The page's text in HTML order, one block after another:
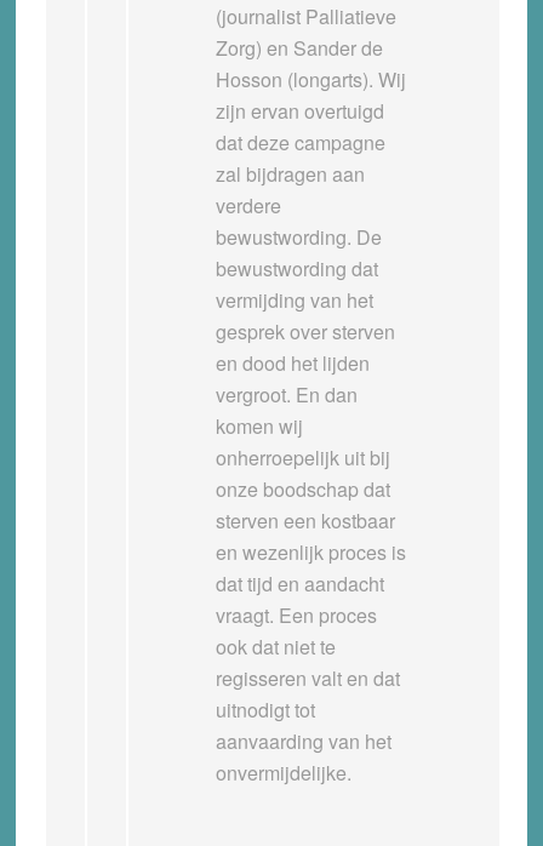
(journalist Palliatieve
Zorg) en Sander de
Hosson (longarts). Wij
zijn ervan overtuigd
dat deze campagne
zal bijdragen aan
verdere
bewustwording. De
bewustwording dat
vermijding van het
gesprek over sterven
en dood het lijden
vergroot. En dan
komen wij
onherroepelijk uit bij
onze boodschap dat
sterven een kostbaar
en wezenlijk proces is
dat tijd en aandacht
vraagt. Een proces
ook dat niet te
regisseren valt en dat
uitnodigt tot
aanvaarding van het
onvermijdelijke.